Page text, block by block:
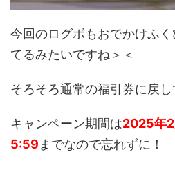
今回のログボもおでかけふ
てるみたいですね＞＜
そろそろ通常の福引券に戻し
キャンペーン期間は2025年2
5:59 までなので忘れずに！